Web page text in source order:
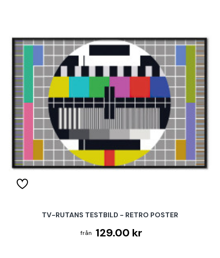
TV-RUTANS TESTBILD - RETRO POSTER
129.00 kr